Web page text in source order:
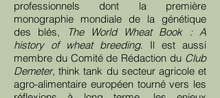
professionnels dont la première
monographie mondiale de la génétique
des blés,
The World Wheat Book : A
history of wheat breeding. Il est aussi
membre du Comité de Rédaction du Club
Demeter, think tank du secteur agricole et
agro-alimentaire européen tourné vers les